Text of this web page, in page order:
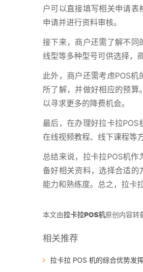
户可以直接填写相关申请
申请并进行资料审核。
接下来，商户还需了解不同
线型等多种型号可供选择，
此外，商户还需考虑POS
所了解，并做好相应的预算
以寻求更多的降费机会。
最后，在办理好拉卡拉
在线视频教程、线下课程等
总结来说，拉卡拉POS机
备好相关资料，选择合适的
能力和熟练度。总之，拉卡
本文由拉卡拉POS机原创内容转
相关推荐
拉卡拉 POS 机的综合优势发